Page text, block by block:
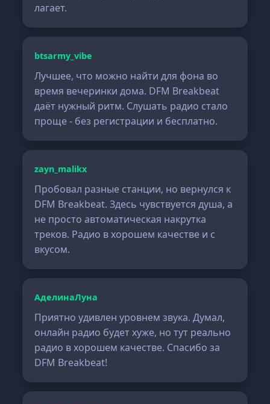
лагает.
btsarmy_vibe
Лучшее, что можно найти для фона во
время вечеринки дома. DFM Breakbeat
даёт нужный ритм. Слушать радио стало
проще - без регистрации и бесплатно.
zayn_malikx
Пробовал разные станции, но вернулся к
DFM Breakbeat. Здесь чувствуется душа, а
не просто автоматическая накрутка
треков. Радио в хорошем качестве и с
вкусом.
АделинаЛуна
Приятно удивлен уровнем звука. Думал,
онлайн радио будет хуже, но тут реально
радио в хорошем качестве. Спасибо за
DFM Breakbeat!